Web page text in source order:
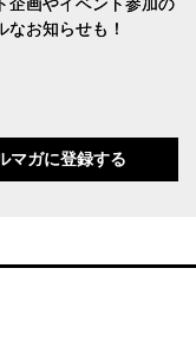
企画やイベント参加の
なお知らせも！
マガに登録する